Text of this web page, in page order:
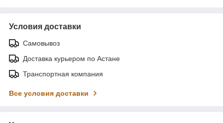
Условия доставки
Самовывоз
Доставка курьером по Астане
Транспортная компания
Все условия доставки